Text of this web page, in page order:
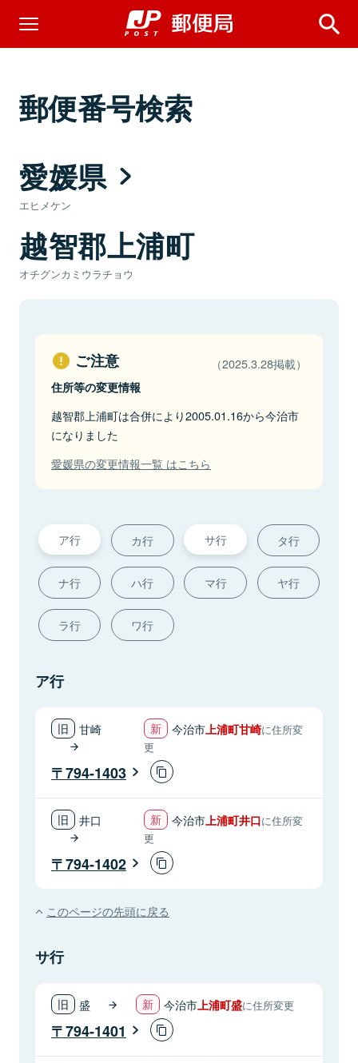
郵便番号検索
愛媛県
エヒメケン
越智郡上浦町
オチグンカミウラチョウ
ご注意 （2025.3.28掲載）
住所等の変更情報
越智郡上浦町は合併により2005.01.16から今治市
になりました
愛媛県の変更情報一覧 はこちら
ア行 カ行 サ行 タ行
ナ行 ハ行 マ行 ヤ行
ラ行 ワ行
ア行
甘崎 今治市上浦町甘崎に住所変
更
794-1403
井口 今治市上浦町井口に住所変
更
794-1402
このページの先頭に戻る
サ行
盛 今治市上浦町盛に住所変更
794-1401